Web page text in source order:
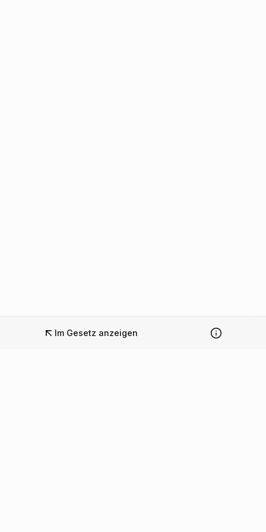
Im Gesetz anzeigen